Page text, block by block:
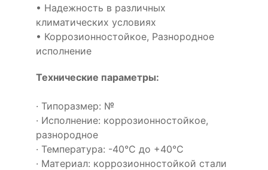
• Надежность в различных
климатических условиях
• Коррозионностойкое, Разнородное
исполнение
Технические параметры:
· Типоразмер: №
· Исполнение: коррозионностойкое,
разнородное
· Температура: -40°С до +40°С
· Материал: коррозионностойкой стали